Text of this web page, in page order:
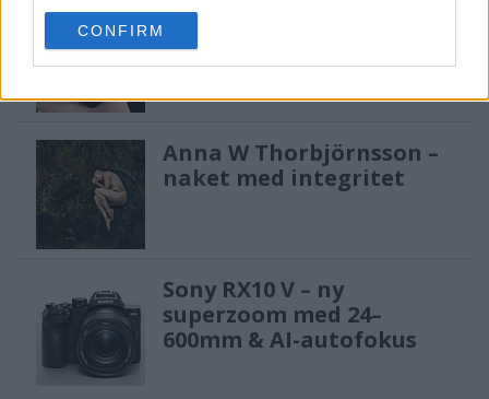
use your data for below specified purposes in below Google
consent section.
CONFIRMSony FE 100-400mm F5,6-8
OSS – lätt telezoom för
fågel, sport & natur
Anna W Thorbjörnsson –
naket med integritet
Sony RX10 V – ny
superzoom med 24–
600mm & AI-autofokus